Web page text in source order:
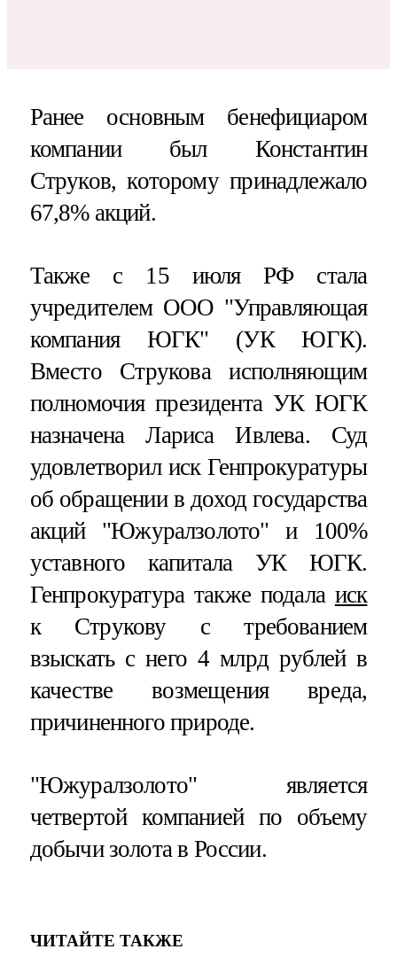
Ранее основным бенефициаром
компании был Константин
Струков, которому принадлежало
67,8% акций.
Также с 15 июля РФ стала
учредителем ООО "Управляющая
компания ЮГК" (УК ЮГК).
Вместо Струкова исполняющим
полномочия президента УК ЮГК
назначена Лариса Ивлева. Суд
удовлетворил иск Генпрокуратуры
об обращении в доход государства
акций "Южуралзолото" и 100%
уставного капитала УК ЮГК.
Генпрокуратура также подала иск
к Струкову с требованием
взыскать с него 4 млрд рублей в
качестве возмещения вреда,
причиненного природе.
"Южуралзолото" является
четвертой компанией по объему
добычи золота в России.
ЧИТАЙТЕ ТАКЖЕ